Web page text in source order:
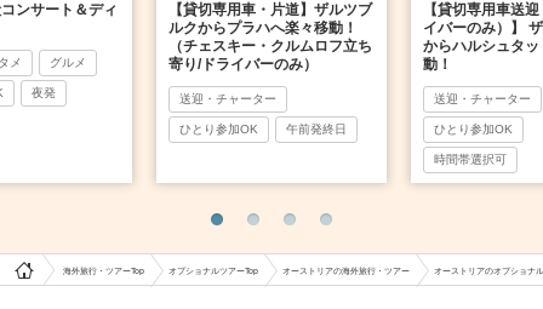
ンサート＆ディ
メ グルメ
夜発
【貸切専用車・片道】ザルツブ
ルクからプラハへ楽々移動！
（チェスキー・クルムロフ立ち
寄り/ドライバーのみ）
送迎・チャーター
ひとり参加OK 午前発終日
【貸切専用車送
イバーのみ）】
からハルシュタ
動！
送迎・チャーター
ひとり参加OK
時間帯選択可
海外旅行・ツアーTop オプショナルツアーTop オーストリアの海外旅行・ツアー オーストリアのオプショナ